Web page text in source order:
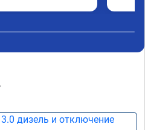
подпинывать при
более
доволен.!